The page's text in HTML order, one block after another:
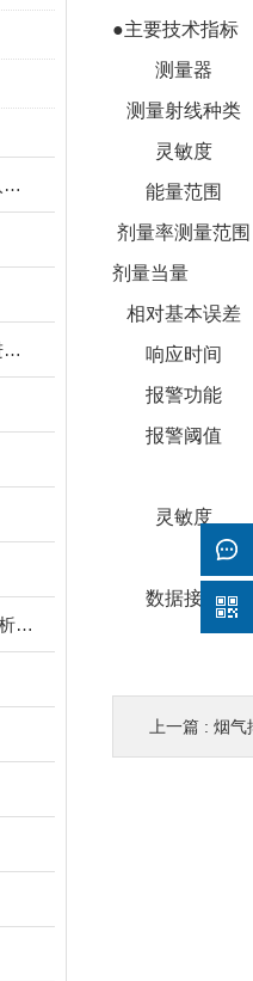
电磁小猪视频app官网入口ios
小猪视频app下载网址进入18测试仪
烟气分析仪/汽车尾气分析仪/转速表/汽车维修检测设备
●主要技术指标
测量器
测量射线种类
灵敏度
能量范围
剂量率测量范围
剂量当量
相对基本误差
响应时间
报警功能
报警阈值
灵敏度
数据接口
上一篇 : 烟气